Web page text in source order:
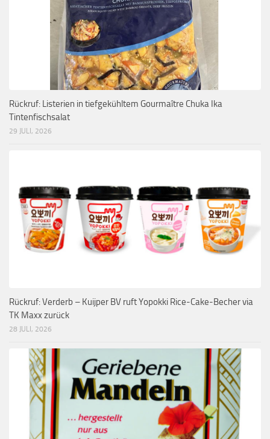
Rückruf: Listerien in tiefgekühltem Gourmaître Chuka Ika
Tintenfischsalat
29 JULI, 2026
Rückruf: Verderb – Kuijper BV ruft Yopokki Rice-Cake-Becher via
TK Maxx zurück
28 JULI, 2026